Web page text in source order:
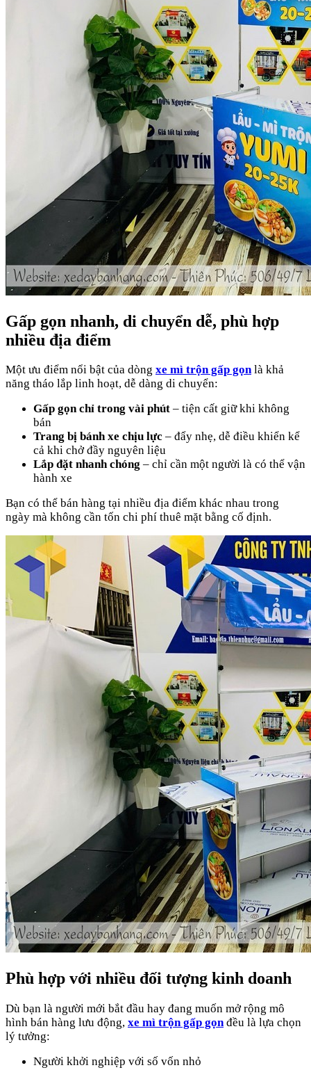
Gấp gọn nhanh, di chuyển dễ, phù hợp
nhiều địa điểm
Một ưu điểm nổi bật của dòng xe mì trộn gấp gọnlà khả
năng tháo lắp linh hoạt, dễ dàng di chuyển:
Gấp gọn chỉ trong vài phút – tiện cất giữ khi không
bán
Trang bị bánh xe chịu lực – đẩy nhẹ, dễ điều khiển kể
cả khi chở đầy nguyên liệu
Lắp đặt nhanh chóng – chỉ cần một người là có thể vận
hành xe
Bạn có thể bán hàng tại nhiều địa điểm khác nhau trong
ngày mà không cần tốn chi phí thuê mặt bằng cố định.
Phù hợp với nhiều đối tượng kinh doanh
Dù bạn là người mới bắt đầu hay đang muốn mở rộng mô
hình bán hàng lưu động, xe mì trộn gấp gọnđều là lựa chọn
lý tưởng:
Người khởi nghiệp với số vốn nhỏ